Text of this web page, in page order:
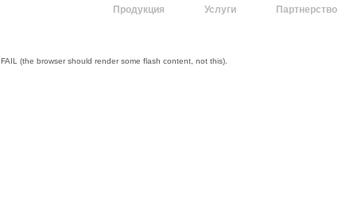
Продукция Услуги Партнерство
FAIL (the browser should render some flash content, not this).